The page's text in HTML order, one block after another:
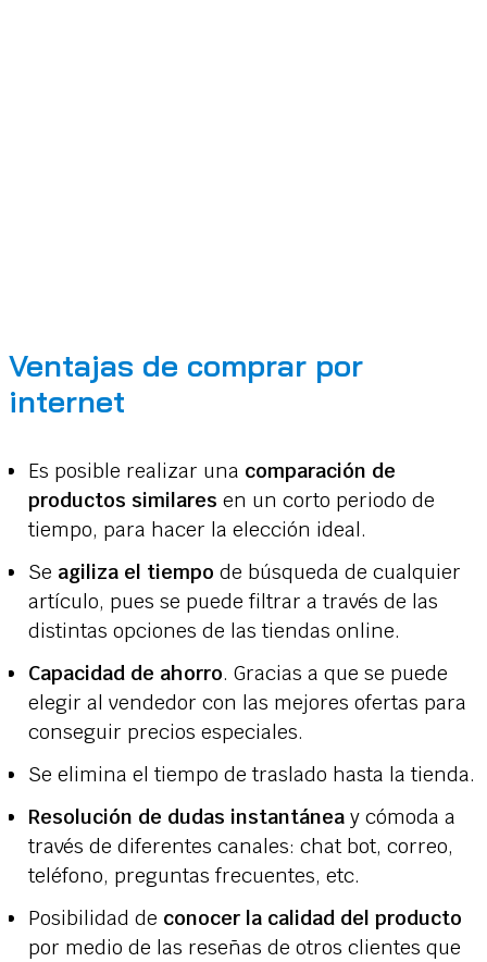
Ventajas de comprar por
internet
Es posible realizar una comparación de
productos similares en un corto periodo de
tiempo, para hacer la elección ideal.
Se agiliza el tiempo de búsqueda de cualquier
artículo, pues se puede filtrar a través de las
distintas opciones de las tiendas online.
Capacidad de ahorro. Gracias a que se puede
elegir al vendedor con las mejores ofertas para
conseguir precios especiales.
Se elimina el tiempo de traslado hasta la tienda.
Resolución de dudas instantánea y cómoda a
través de diferentes canales: chat bot, correo,
teléfono, preguntas frecuentes, etc.
Posibilidad de conocer la calidad del producto
por medio de las reseñas de otros clientes que